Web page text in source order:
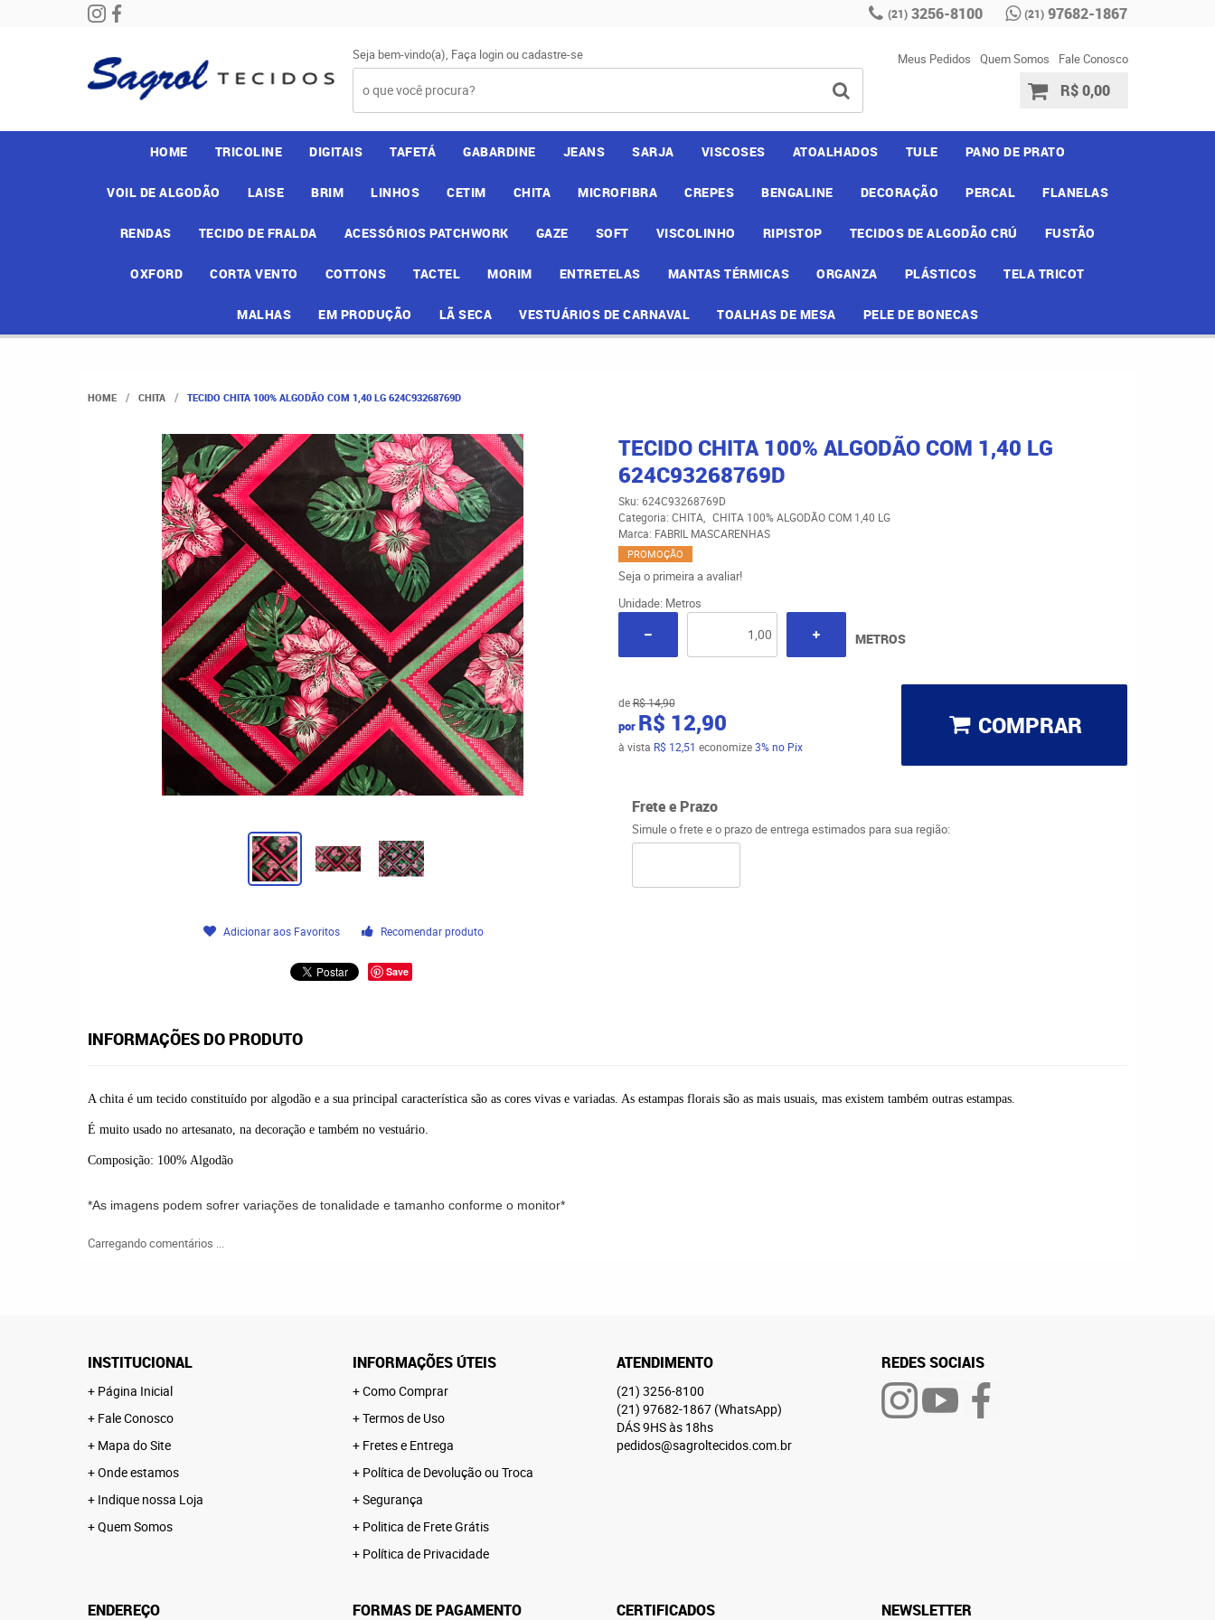
(21) 3256-8100 (21) 97682-1867
Seja bem-vindo(a), Faça loginoucadastre-se Meus Pedidos Quem Somos Fale Conosco
R$ 0,00
HOME TRICOLINE DIGITAIS TAFETÁ GABARDINE JEANS SARJA VISCOSES ATOALHADOS TULE PANO DE PRATO
VOIL DE ALGODÃO LAISE BRIM LINHOS CETIM CHITA MICROFIBRA CREPES BENGALINE DECORAÇÃO PERCAL FLANELAS
RENDAS TECIDO DE FRALDA ACESSÓRIOS PATCHWORK GAZE SOFT VISCOLINHO RIPISTOP TECIDOS DE ALGODÃO CRÚ FUSTÃO
OXFORD CORTA VENTO COTTONS TACTEL MORIM ENTRETELAS MANTAS TÉRMICAS ORGANZA PLÁSTICOS TELA TRICOT
MALHAS EM PRODUÇÃO LÃ SECA VESTUÁRIOS DE CARNAVAL TOALHAS DE MESA PELE DE BONECAS
HOME CHITA TECIDO CHITA 100% ALGODÃO COM 1,40 LG 624C93268769D
Adicionar aos Favoritos Recomendar produto
Save
TECIDO CHITA 100% ALGODÃO COM 1,40 LG
624C93268769D
Sku: 624C93268769D
Categoria: CHITA
CHITA 100% ALGODÃO COM 1,40 LG
Marca: FABRIL MASCARENHAS
PROMOÇÃO
Seja o primeira a avaliar!
Unidade: Metros
METROS
deR$ 14,90
por R$ 12,90
à vista R$ 12,51 economize3% no Pix
COMPRAR
Frete e Prazo
Simule o frete e o prazo de entrega estimados para sua região:
INFORMAÇÕES DO PRODUTO
A chita é um tecido constituído por algodão e a sua principal característica são as cores vivas e variadas. As estampas florais são as mais usuais, mas existem também outras estampas.
É muito usado no artesanato, na decoração e também no vestuário.
Composição: 100% Algodão
*As imagens podem sofrer variações de tonalidade e tamanho conforme o monitor*
Carregando comentários ...
INSTITUCIONAL
Página Inicial
Fale Conosco
Mapa do Site
Onde estamos
Indique nossa Loja
Quem Somos
INFORMAÇÕES ÚTEIS
Como Comprar
Termos de Uso
Fretes e Entrega
Política de Devolução ou Troca
Segurança
Politica de Frete Grátis
Política de Privacidade
ATENDIMENTO
(21) 3256-8100
(21) 97682-1867 (WhatsApp)
DÁS 9HS às 18hs
pedidos@sagroltecidos.com.br
REDES SOCIAIS
ENDEREÇO FORMAS DE PAGAMENTO CERTIFICADOS NEWSLETTER